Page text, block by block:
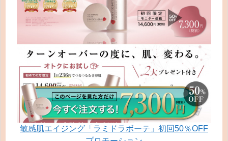
敏感肌エイジング「ラミドラボーテ」初回50％OFF